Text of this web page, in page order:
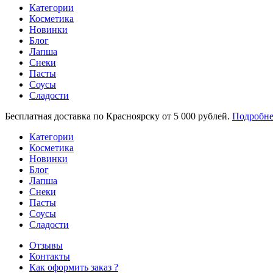
Категории
Косметика
Новинки
Блог
Лапша
Снеки
Пасты
Соусы
Сладости
Бесплатная доставка по Красноярску от 5 000 рублей.
Категории
Косметика
Новинки
Блог
Лапша
Снеки
Пасты
Соусы
Сладости
Отзывы
Контакты
Как оформить заказ ?